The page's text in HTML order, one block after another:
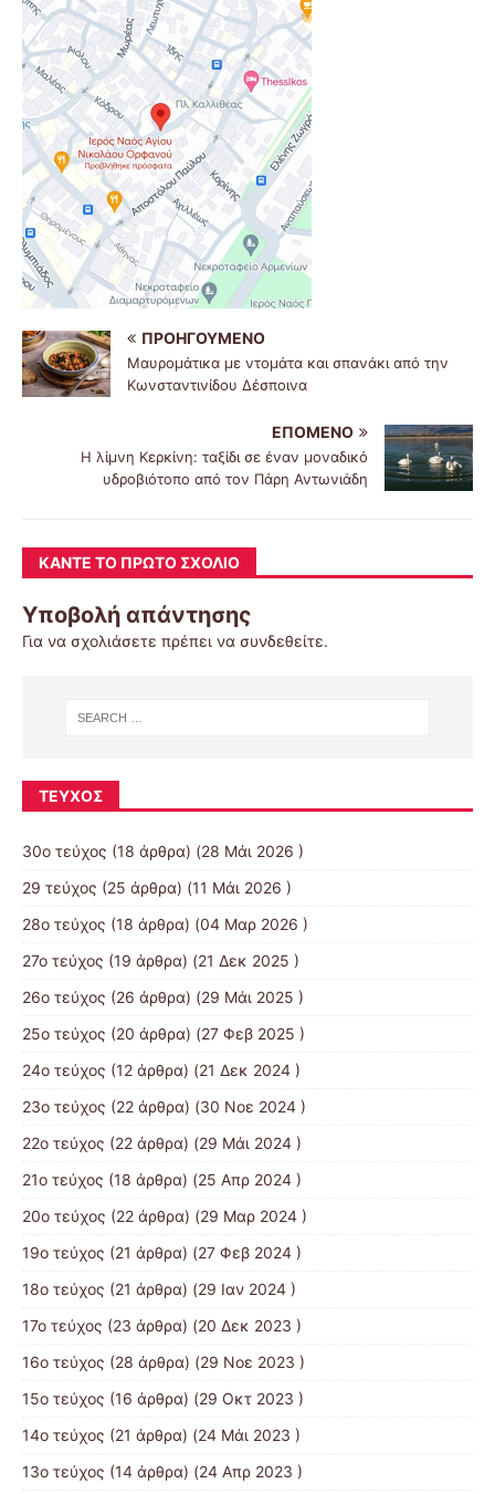
ΠΡΟΗΓΟΎΜΕΝΟ
Μαυρομάτικα με ντομάτα και σπανάκι από την
Κωνσταντινίδου Δέσποινα
ΕΠΌΜΕΝΟ
Η λίμνη Κερκίνη: ταξίδι σε έναν μοναδικό
υδροβιότοπο από τον Πάρη Αντωνιάδη
ΚΆΝΤΕ ΤΟ ΠΡΏΤΟ ΣΧΌΛΙΟ
Υποβολή απάντησης
Για να σχολιάσετε πρέπει να συνδεθείτε.
ΤΕΎΧΟΣ
30ο τεύχος (18 άρθρα) (28 Μάι 2026 )
29 τεύχος (25 άρθρα) (11 Μάι 2026 )
28ο τεύχος (18 άρθρα) (04 Μαρ 2026 )
27ο τεύχος (19 άρθρα) (21 Δεκ 2025 )
26ο τεύχος (26 άρθρα) (29 Μάι 2025 )
25ο τεύχος (20 άρθρα) (27 Φεβ 2025 )
24ο τεύχος (12 άρθρα) (21 Δεκ 2024 )
23ο τεύχος (22 άρθρα) (30 Νοε 2024 )
22ο τεύχος (22 άρθρα) (29 Μάι 2024 )
21o τεύχος (18 άρθρα) (25 Απρ 2024 )
20ο τεύχος (22 άρθρα) (29 Μαρ 2024 )
19ο τεύχος (21 άρθρα) (27 Φεβ 2024 )
18ο τεύχος (21 άρθρα) (29 Ιαν 2024 )
17o τεύχος (23 άρθρα) (20 Δεκ 2023 )
16ο τεύχος (28 άρθρα) (29 Νοε 2023 )
15ο τεύχος (16 άρθρα) (29 Οκτ 2023 )
14ο τεύχος (21 άρθρα) (24 Μάι 2023 )
13ο τεύχος (14 άρθρα) (24 Απρ 2023 )